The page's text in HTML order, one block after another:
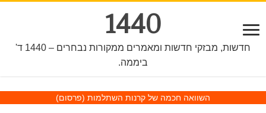
1440
חדשות, מבזקי חדשות ומאמרים ממקורות נבחרים – 1440 ד'
ביממה.
השוואה חכמה של קרנות השתלמות (פרסום)